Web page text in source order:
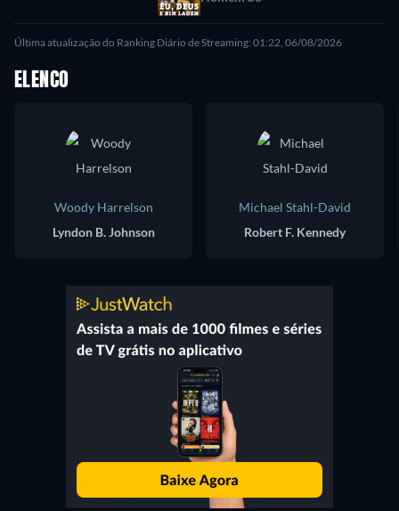
Última atualização do Ranking Diário de Streaming: 01:22, 06/08/2026
ELENCO
Woody Harrelson
Lyndon B. Johnson
Michael Stahl-David
Robert F. Kennedy